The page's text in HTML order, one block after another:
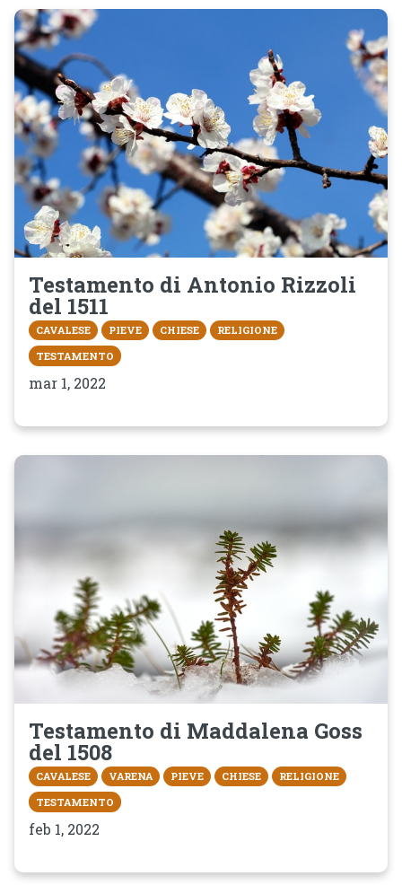
Testamento di Antonio Rizzoli
del 1511
CAVALESE PIEVE CHIESE
RELIGIONE
TESTAMENTO
mar 1, 2022
Testamento di Maddalena Goss
del 1508
CAVALESE VARENA PIEVE CHIESE
RELIGIONE
TESTAMENTO
feb 1, 2022